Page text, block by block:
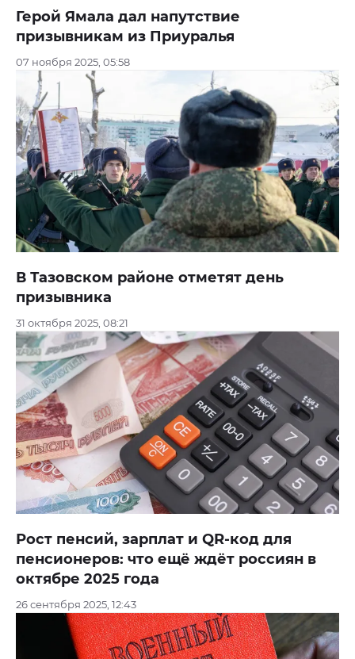
Герой Ямала дал напутствие
призывникам из Приуралья
07 ноября 2025, 05:58
В Тазовском районе отметят день
призывника
31 октября 2025, 08:21
Рост пенсий, зарплат и QR-код для
пенсионеров: что ещё ждёт россиян в
октябре 2025 года
26 сентября 2025, 12:43